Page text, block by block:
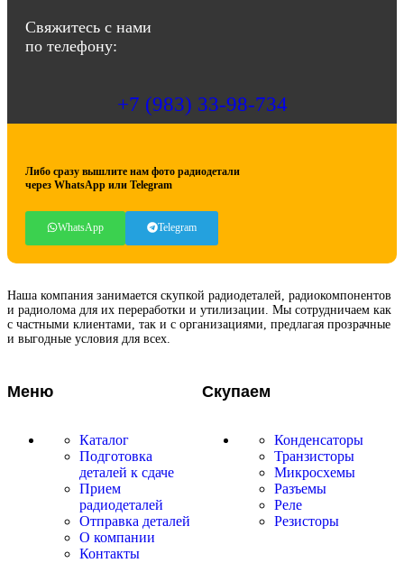
Свяжитесь с нами
по телефону:
+7 (983) 33-98-734
Либо сразу вышлите нам фото радиодетали
через WhatsApp или Telegram
WhatsApp Telegram
Наша компания занимается скупкой радиодеталей, радиокомпонентов
и радиолома для их переработки и утилизации. Мы сотрудничаем как
с частными клиентами, так и с организациями, предлагая прозрачные
и выгодные условия для всех.
Меню
Каталог
Подготовка
деталей к сдаче
Прием
радиодеталей
Отправка деталей
О компании
Контакты
Скупаем
Конденсаторы
Транзисторы
Микросхемы
Разъемы
Реле
Резисторы